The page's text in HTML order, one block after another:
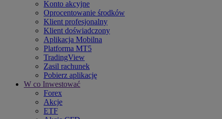
Konto akcyjne
Oprocentowanie środków
Klient profesjonalny
Klient doświadczony
Aplikacja Mobilna
Platforma MT5
TradingView
Zasil rachunek
Pobierz aplikację
W co Inwestować
Forex
Akcje
ETF